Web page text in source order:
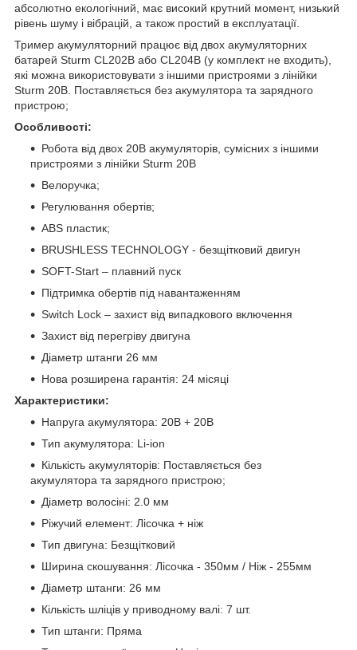
абсолютно екологічний, має високий крутний момент, низький
рівень шуму і вібрацій, а також простий в експлуатації.
Тример акумуляторний працює від двох акумуляторних
батарей Sturm CL202B або CL204B (у комплект не входить),
які можна використовувати з іншими пристроями з лінійки
Sturm 20В. Поставляється без акумулятора та зарядного
пристрою;
Особливості:
Робота від двох 20В акумуляторів, сумісних з іншими
пристроями з лінійки Sturm 20В
Велоручка;
Регулювання обертів;
ABS пластик;
BRUSHLESS TECHNOLOGY - безщітковий двигун
SOFT-Start – плавний пуск
Підтримка обертів під навантаженням
Switch Lock – захист від випадкового включення
Захист від перегріву двигуна
Діаметр штанги 26 мм
Нова розширена гарантія: 24 місяці
Характеристики:
Напруга акумулятора: 20В + 20В
Тип акумулятора: Li-ion
Кількість акумуляторів: Поставляється без
акумулятора та зарядного пристрою;
Діаметр волосіні: 2.0 мм
Ріжучий елемент: Лісочка + ніж
Тип двигуна: Безщітковий
Ширина скошування: Лісочка - 350мм / Ніж - 255мм
Діаметр штанги: 26 мм
Кількість шліців у приводному валі: 7 шт.
Тип штанги: Пряма